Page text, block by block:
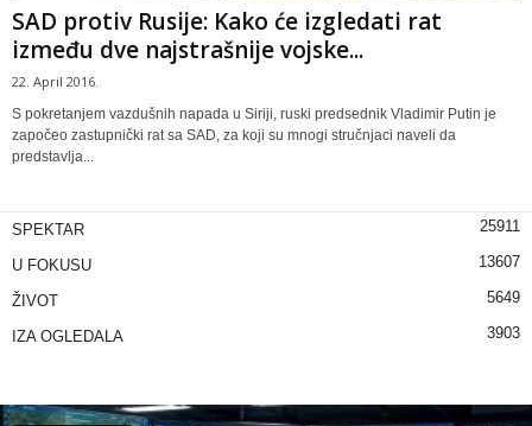
SAD protiv Rusije: Kako će izgledati rat
između dve najstrašnije vojske...
22. April 2016.
S pokretanjem vazdušnih napada u Siriji, ruski predsednik Vladimir Putin je
započeo zastupnički rat sa SAD, za koji su mnogi stručnjaci naveli da
predstavlja...
SPEKTAR 25911
U FOKUSU 13607
ŽIVOT 5649
IZA OGLEDALA 3903